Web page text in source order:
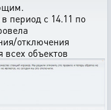
период с 14.11 по
отключения
объектов